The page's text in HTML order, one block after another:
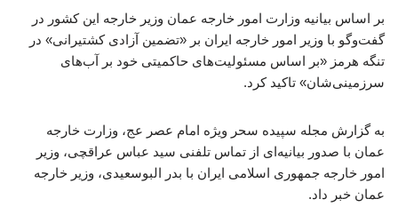
بر اساس بیانیه وزارت امور خارجه عمان وزیر خارجه این کشور در
گفت‌وگو با وزیر امور خارجه ایران بر «تضمین آزادی کشتیرانی» در
تنگه هرمز «بر اساس مسئولیت‌های حاکمیتی خود بر آب‌های
سرزمینی‌شان» تاکید کرد.
به گزارش مجله سپیده سحر ویژه امام عصر عج، وزارت خارجه
عمان با صدور بیانیه‌ای از تماس تلفنی سید عباس عراقچی، وزیر
امور خارجه جمهوری اسلامی ایران با بدر البوسعیدی، وزیر خارجه
عمان خبر داد.